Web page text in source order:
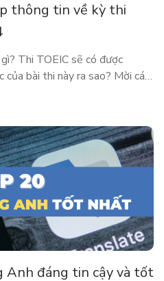
thông tin về kỳ thi
Thi TOEIC sẽ có được
của bài thi này ra sao? Mời các
để tìm hiểu tất tần tật về
là gì? Trên các diễn đàn
Anh đáng tin cậy và tốt